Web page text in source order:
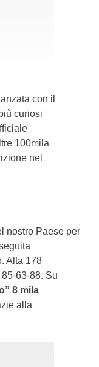
con il
curiosi
100mila
nel
nostro Paese per
Alta 178
63-88. Su
8 mila
alla